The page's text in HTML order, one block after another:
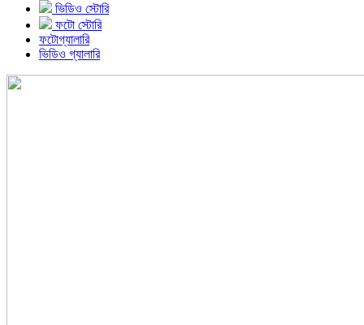
ভিডিও স্টোরি
ফটো স্টোরি
ফটোগ্যালারি
ভিডিও গ্যালারি